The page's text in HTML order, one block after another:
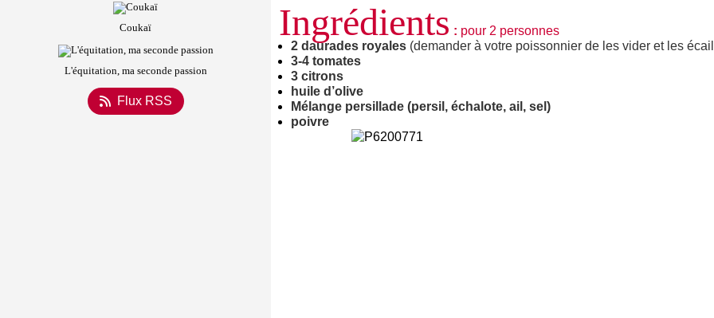
Coukaï
L'équitation, ma seconde passion
Flux RSS
Ingrédients : pour 2 personnes
2 daurades royales (demander à votre poissonnier de les vider et les
3-4 tomates
3 citrons
huile d’olive
Mélange persillade (persil, échalote, ail, sel)
poivre